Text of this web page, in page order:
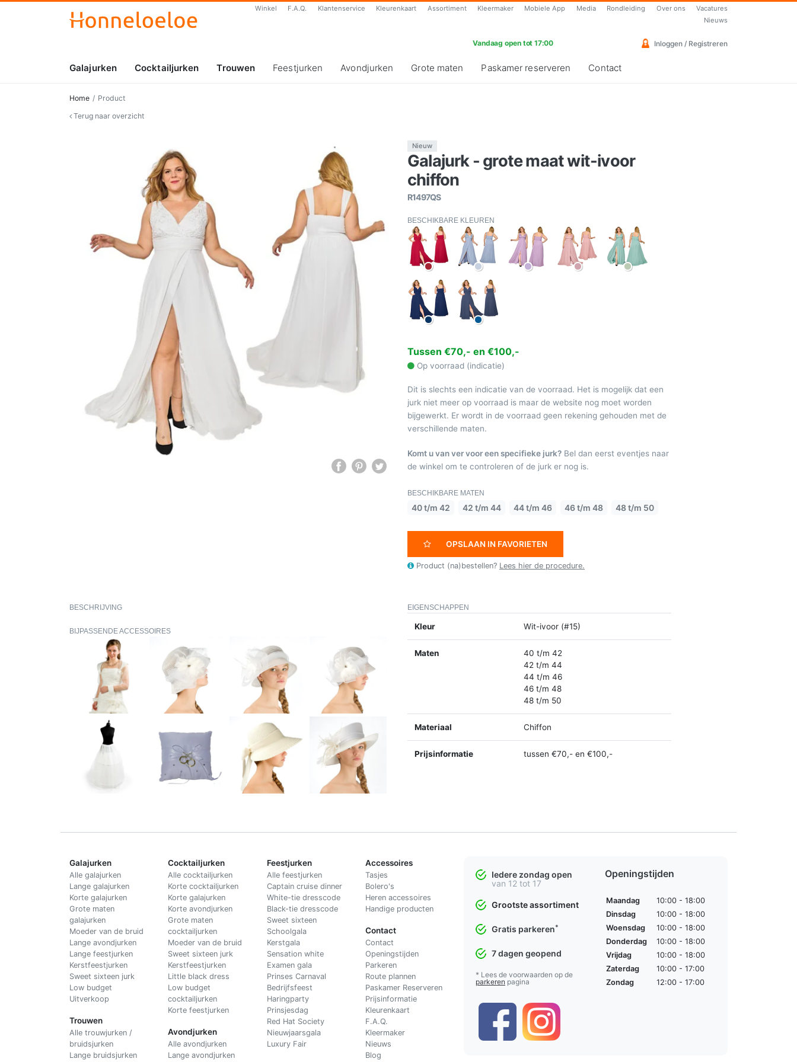
Winkel F.A.Q. Klantenservice Kleurenkaart Assortiment Kleermaker Mobiele App Media Rondleiding Over ons
Vacatures
Nieuws
Vandaag open tot 17:00 Inloggen / Registreren
Galajurken Cocktailjurken Trouwen Feestjurken Avondjurken Grote maten Paskamer reserveren Contact
Home
Product
Terug naar overzicht
Nieuw
Galajurk - grote maat wit-ivoor
chiffon
R1497QS
BESCHIKBARE KLEUREN
Tussen €70,- en €100,-
Op voorraad (indicatie)
Dit is slechts een indicatie van de voorraad. Het is mogelijk dat een
jurk niet meer op voorraad is maar de website nog moet worden
bijgewerkt. Er wordt in de voorraad geen rekening gehouden met de
verschillende maten.
Komt u van ver voor een specifieke jurk? Bel dan eerst eventjes naar
de winkel om te controleren of de jurk er nog is.
BESCHIKBARE MATEN
40 t/m 42 42 t/m 44 44 t/m 46 46 t/m 48 48 t/m 50
OPSLAAN IN FAVORIETEN
Product (na)bestellen? Lees hier de procedure.
BESCHRIJVING
BIJPASSENDE ACCESSOIRES
EIGENSCHAPPEN
Kleur Wit-ivoor (#15)
Maten
40 t/m 42
42 t/m 44
44 t/m 46
46 t/m 48
48 t/m 50
Materiaal Chiffon
Prijsinformatie tussen €70,- en €100,-
Galajurken
Alle galajurken
Lange galajurken
Korte galajurken
Grote maten
galajurken
Moeder van de bruid
Lange avondjurken
Lange feestjurken
Kerstfeestjurken
Sweet sixteen jurk
Low budget
Uitverkoop
Trouwen
Alle trouwjurken /
bruidsjurken
Lange bruidsjurken
Cocktailjurken
Alle cocktailjurken
Korte cocktailjurken
Korte galajurken
Korte avondjurken
Grote maten
cocktailjurken
Moeder van de bruid
Sweet sixteen jurk
Kerstfeestjurken
Little black dress
Low budget
cocktailjurken
Korte feestjurken
Avondjurken
Alle avondjurken
Lange avondjurken
Feestjurken
Alle feestjurken
Captain cruise dinner
White-tie dresscode
Black-tie dresscode
Sweet sixteen
Schoolgala
Kerstgala
Sensation white
Examen gala
Prinses Carnaval
Bedrijfsfeest
Haringparty
Prinsjesdag
Red Hat Society
Nieuwjaarsgala
Luxury Fair
Accessoires
Tasjes
Bolero's
Heren accessoires
Handige producten
Contact
Contact
Openingstijden
Parkeren
Route plannen
Paskamer Reserveren
Prijsinformatie
Kleurenkaart
F.A.Q.
Kleermaker
Nieuws
Blog
Iedere zondag open
van 12 tot 17
Grootste assortiment
Gratis parkeren*
7 dagen geopend
* Lees de voorwaarden op de
parkeren pagina
Openingstijden
Maandag
10:00 - 18:00
Dinsdag
10:00 - 18:00
Woensdag
10:00 - 18:00
Donderdag
10:00 - 18:00
Vrijdag
10:00 - 18:00
Zaterdag
10:00 - 17:00
Zondag
12:00 - 17:00